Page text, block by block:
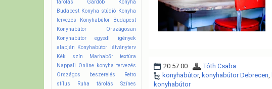
20:57:00
Tóth Csaba
konyhabútor, konyhabútor Debrecen,
konyhabútor
tárolás
Gardób
Konyha
Budapest Konyha stúdió Konyha
tervezés
Konyhabútor Budapest
Konyhabútor Országosan
Konyhabútor egyedi igények
alapján Konyhabútor látványterv
Kék szín
Marhabőr textúra
Nappali Online konyha tervezés
Országos beszerelés
Retro
stílus
Ruha tárolás
Színes